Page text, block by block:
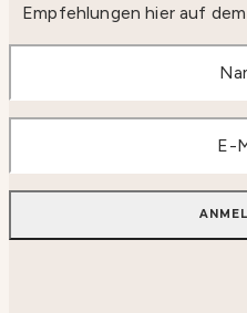
Empfehlungen hier auf